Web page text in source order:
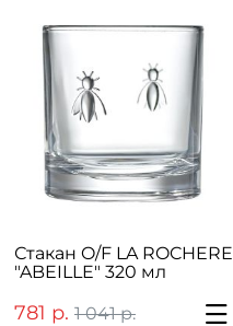
Стакан O/F LA ROCHERE
"ABEILLE" 320 мл
781 р. 1 041 р.